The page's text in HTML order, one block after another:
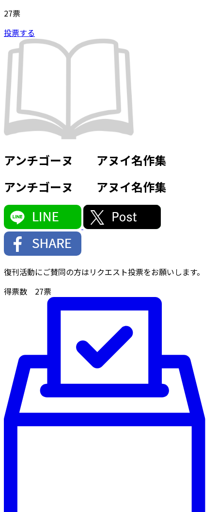
27票
投票する
アンチゴーヌ アヌイ名作集
アンチゴーヌ アヌイ名作集
復刊活動にご賛同の方はリクエスト投票をお願いします。
得票数 27票